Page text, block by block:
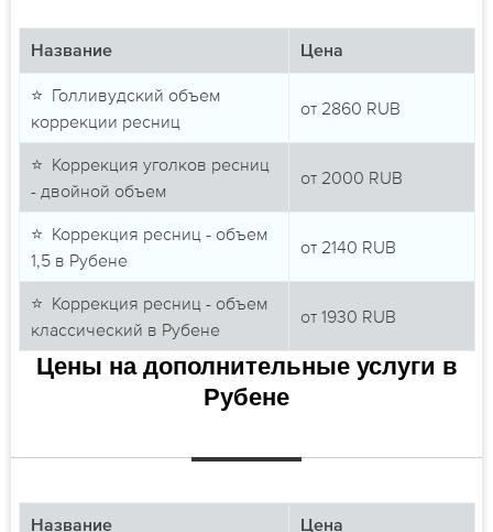
Название Цена
⭐ Голливудский объем
коррекции ресниц
от 2860 RUB
⭐ Коррекция уголков ресниц
- двойной объем
от 2000 RUB
⭐ Коррекция ресниц - объем
1,5 в Рубене
от 2140 RUB
⭐ Коррекция ресниц - объем
классический в Рубене
от 1930 RUB
Цены на дополнительные услуги в
Рубене
Название Цена